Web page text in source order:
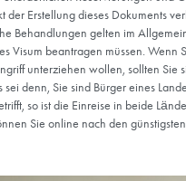
Ländern
Sie sich für